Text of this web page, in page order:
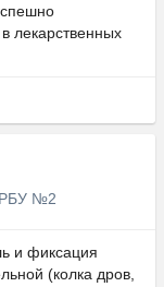
лекарственных
РБУ №2
и фиксация
(колка дров,